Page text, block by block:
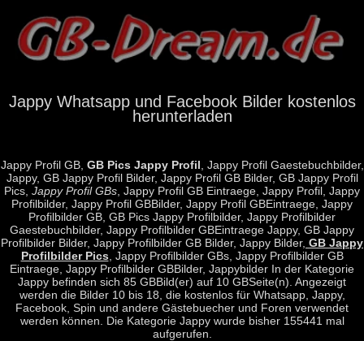
Jappy Whatsapp und Facebook Bilder kostenlos
herunterladen
Jappy Profil GB, GB Pics Jappy Profil , Jappy Profil Gaestebuchbilder,
Jappy, GB Jappy Profil Bilder, Jappy Profil GB Bilder, GB Jappy Profil
Pics, Jappy Profil GBs , Jappy Profil GB Eintraege, Jappy Profil, Jappy
Profilbilder, Jappy Profil GBBilder, Jappy Profil GBEintraege, Jappy
Profilbilder GB, GB Pics Jappy Profilbilder, Jappy Profilbilder
Gaestebuchbilder, Jappy Profilbilder GBEintraege Jappy, GB Jappy
Profilbilder Bilder, Jappy Profilbilder GB Bilder, Jappy Bilder, GB Jappy
Profilbilder Pics, Jappy Profilbilder GBs, Jappy Profilbilder GB
Eintraege, Jappy Profilbilder GBBilder, Jappybilder In der Kategorie
Jappy befinden sich 85 GBBild(er) auf 10 GBSeite(n). Angezeigt
werden die Bilder 10 bis 18, die kostenlos für Whatsapp, Jappy,
Facebook, Spin und andere Gästebuecher und Foren verwendet
werden können. Die Kategorie Jappy wurde bisher 155441 mal
aufgerufen.